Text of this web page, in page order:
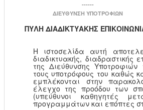
------
ΔΙΕΥΘΥΝΣΗ ΥΠΟΤΡΟΦΙΩΝ
ΠΥΛΗ ΔΙΑΔΙΚΤΥΑΚΗΣ
Η ιστοσελίδα αυτή
διαδικτυακής, διαδραστικής
της Διεύθυνσης
τους υποτρόφους του καθώς
εμπλέκονται στην
έλεγχο της προόδου των
(υπεύθυνοι καθηγητές
προγραμμάτων και επόπτες